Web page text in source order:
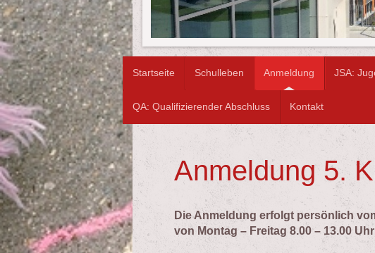
Startseite Schulleben Anmeldung JSA:
QA: Qualifizierender Abschluss Kontakt
Anmeldung 5.
Die Anmeldung erfolgt persönlich
von Montag – Freitag 8.00 – 13.00